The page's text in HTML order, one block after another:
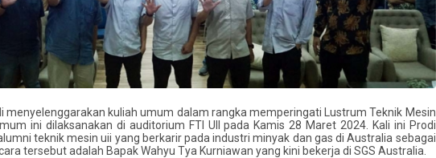
menyelenggarakan kuliah umum dalam rangka memperingati Lustrum Teknik Mesin
ini dilaksanakan di auditorium FTI UII pada Kamis 28 Maret 2024. Kali ini Prodi
teknik mesin uii yang berkarir pada industri minyak dan gas di Australia sebagai
tersebut adalah Bapak Wahyu Tya Kurniawan yang kini bekerja di SGS Australia.